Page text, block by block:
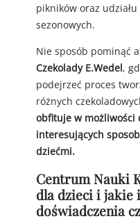
pikników oraz
sezonowych.
Nie sposób pominąć
Czekolady E.Wedel,
podejrzeć proces
różnych
obfituje w możliwości
interesujących
dziećmi.
Centrum Nauki
dla dzieci i jakie
doświadczenia